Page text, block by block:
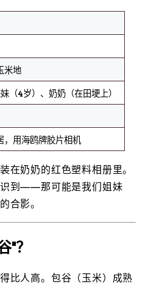
米地
（4岁）、奶奶（在田埂上）
，用海鸥牌胶片相机
在奶奶的红色塑料相册里。
到——那可能是我们姐妹
合影。
"？
比人高。包谷（玉米）成熟